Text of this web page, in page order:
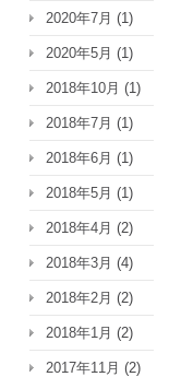
2020年7月 (1)
2020年5月 (1)
2018年10月 (1)
2018年7月 (1)
2018年6月 (1)
2018年5月 (1)
2018年4月 (2)
2018年3月 (4)
2018年2月 (2)
2018年1月 (2)
2017年11月 (2)